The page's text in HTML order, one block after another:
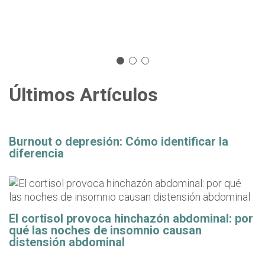
Últimos Artículos
Burnout o depresión: Cómo identificar la
diferencia
El cortisol provoca hinchazón abdominal: por
qué las noches de insomnio causan
distensión abdominal